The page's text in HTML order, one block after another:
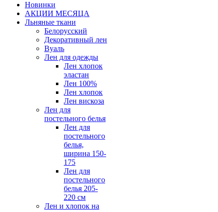
Новинки
АКЦИИ МЕСЯЦА
Льняные ткани
Белорусский
Декоративный лен
Вуаль
Лен для одежды
Лен хлопок
эластан
Лен 100%
Лен хлопок
Лен вискоза
Лен для
постельного белья
Лен для
постельного
белья,
ширина 150-
175
Лен для
постельного
белья 205-
220 см
Лен и хлопок на